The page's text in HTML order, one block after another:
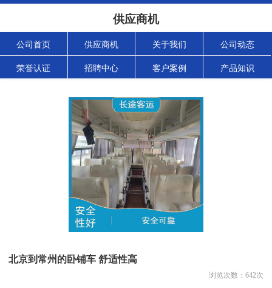
供应商机
公司首页 供应商机 关于我们 公司动态
荣誉认证 招聘中心 客户案例 产品知识
北京到常州的卧铺车 舒适性高
浏览次数： 642次